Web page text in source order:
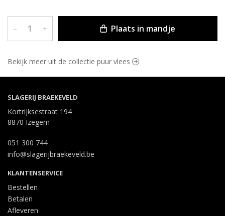
– + Plaats in mandje
Bekijk meer uit de collectie puur vlees
SLAGERIJ BRAEKEVELD
Kortrijksestraat 194
8870 Izegem
051 300 744
info@slagerijbraekeveld.be
KLANTENSERVICE
Bestellen
Betalen
Afleveren